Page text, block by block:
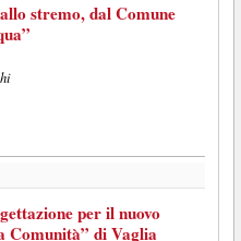
stremo, dal Comune
per il nuovo
Comunità” di Vaglia